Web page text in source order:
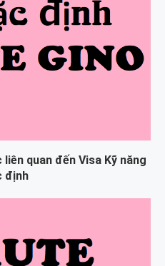
quan đến Visa Kỹ năng
định